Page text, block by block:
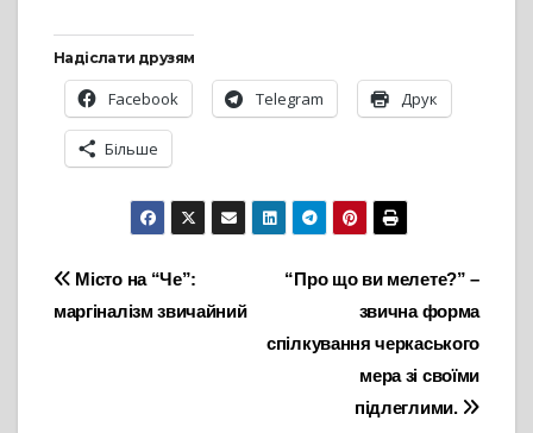
Надіслати друзям
Facebook Telegram Друк
Більше
Навігація
записів
“Про що ви мелете?” –
звична форма
спілкування черкаського
мера зі своїми
підлеглими.
Місто на “Че”:
маргіналізм звичайний